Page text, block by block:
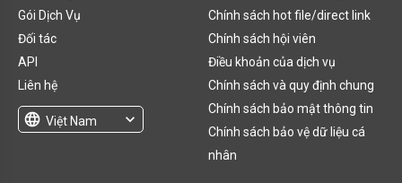
Gói Dịch Vụ
Đối tác
API
Liên hệ
language Việt Nam
expand_more
Chính sách hot file/direct link
Chính sách hội viên
Điều khoản của dịch vụ
Chính sách và quy định chung
Chính sách bảo mật thông tin
Chính sách bảo vệ dữ liệu cá
nhân